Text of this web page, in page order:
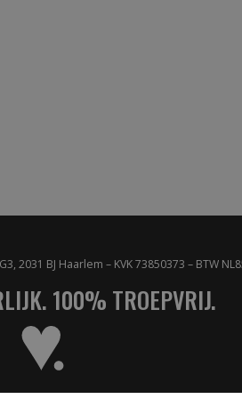
BJ Haarlem – KVK 73850373 – BTW
100% TROEPVRIJ.